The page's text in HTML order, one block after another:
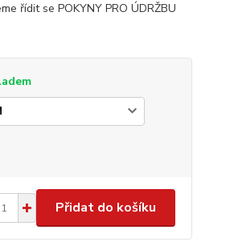
řídit se POKYNY PRO ÚDRŽBU
Přidat do košíku